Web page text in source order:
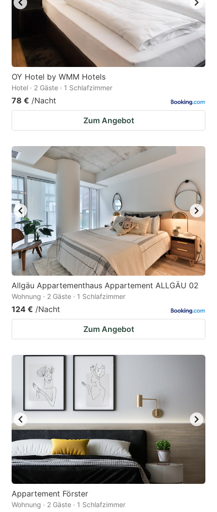
OY Hotel by WMM Hotels
Hotel · 2 Gäste · 1 Schlafzimmer
78 € /Nacht
Zum Angebot
Allgäu Appartementhaus Appartement ALLGÄU 02
Wohnung · 2 Gäste · 1 Schlafzimmer
124 € /Nacht
Zum Angebot
Appartement Förster
Wohnung · 2 Gäste · 1 Schlafzimmer